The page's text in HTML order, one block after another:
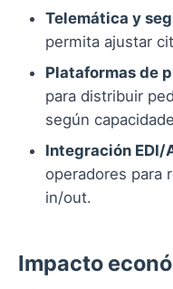
Telemática y
permita ajustar
Plataformas de
para distribuir
según
Integración EDI/
operadores para
in/out.
Impacto